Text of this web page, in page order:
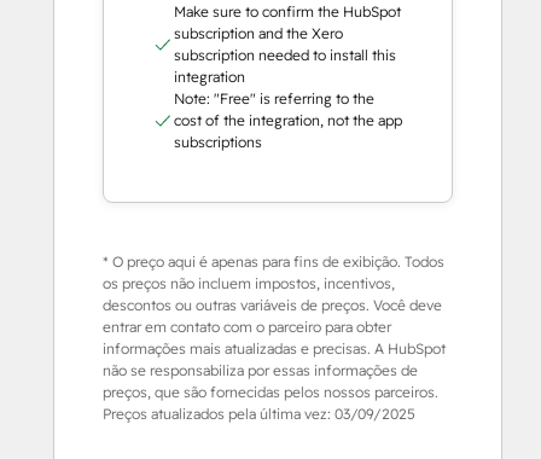
Make sure to confirm the HubSpot
subscription and the Xero
subscription needed to install this
integration
Note: "Free" is referring to the
cost of the integration, not the app
subscriptions
* O preço aqui é apenas para fins de exibição. Todos
os preços não incluem impostos, incentivos,
descontos ou outras variáveis de preços. Você deve
entrar em contato com o parceiro para obter
informações mais atualizadas e precisas. A HubSpot
não se responsabiliza por essas informações de
preços, que são fornecidas pelos nossos parceiros.
Preços atualizados pela última vez: 03/09/2025